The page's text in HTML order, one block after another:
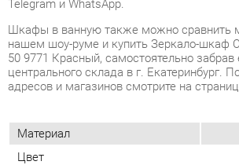
Материал
Цвет
Ширина, мм
Глубина, мм
Расположение